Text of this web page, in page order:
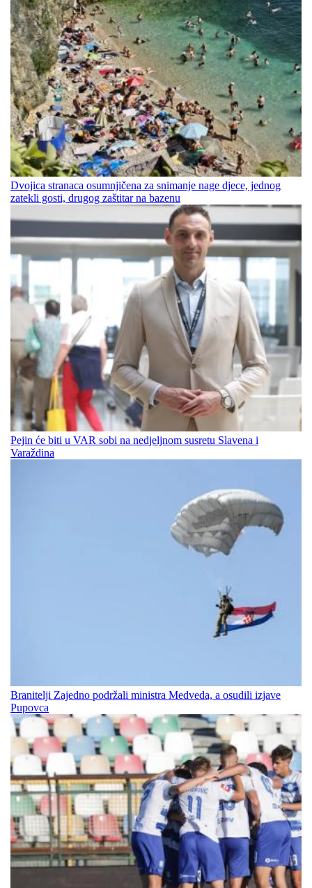
Dvojica stranaca osumnjičena za snimanje nage djece, jednog
zatekli gosti, drugog zaštitar na bazenu
Pejin će biti u VAR sobi na nedjeljnom susretu Slavena i
Varaždina
Branitelji Zajedno podržali ministra Medveda, a osudili izjave
Pupovca